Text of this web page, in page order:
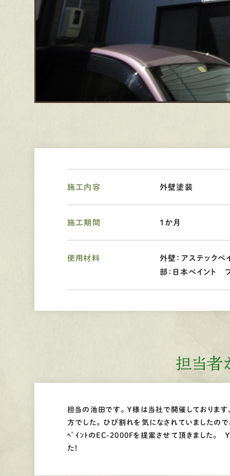
施工内容 外壁塗装
施工期間 1か月
使用材料
外壁：アステック
部：日本ペイント
担当者
担当の池田です。 Ｙ様は当社で開催しておりま
方でした。 ひび割れを気になされていましたの
ﾍﾟｲﾝﾄのEC-2000Fを提案させて頂きました。
た！